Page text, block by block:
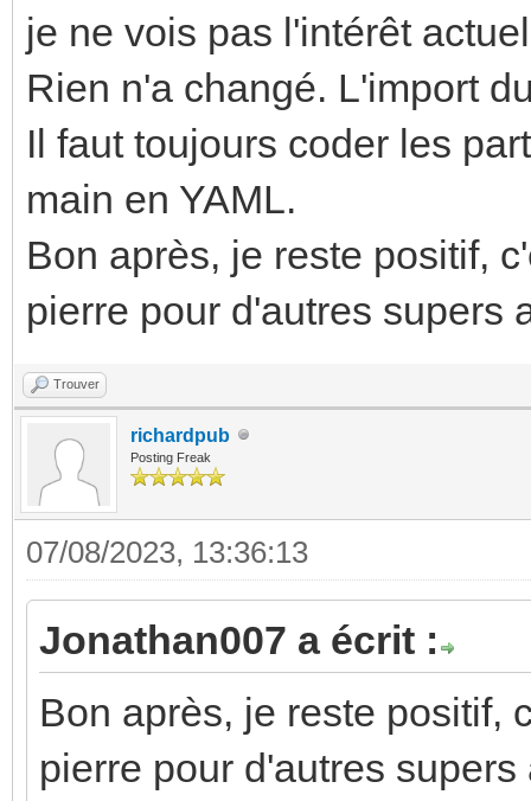
je ne vois pas l'intérêt
Rien n'a changé. L'import
Il faut toujours coder les
main en YAML.
Bon après, je reste positif,
pierre pour d'autres supers
Trouver
richardpub
Posting Freak
07/08/2023, 13:36:13
Jonathan007 a écrit :
Bon après, je reste positif,
pierre pour d'autres